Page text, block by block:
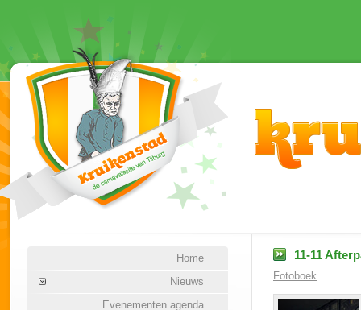
Home
Nieuws
Evenementen agenda
11-11
Fotoboek